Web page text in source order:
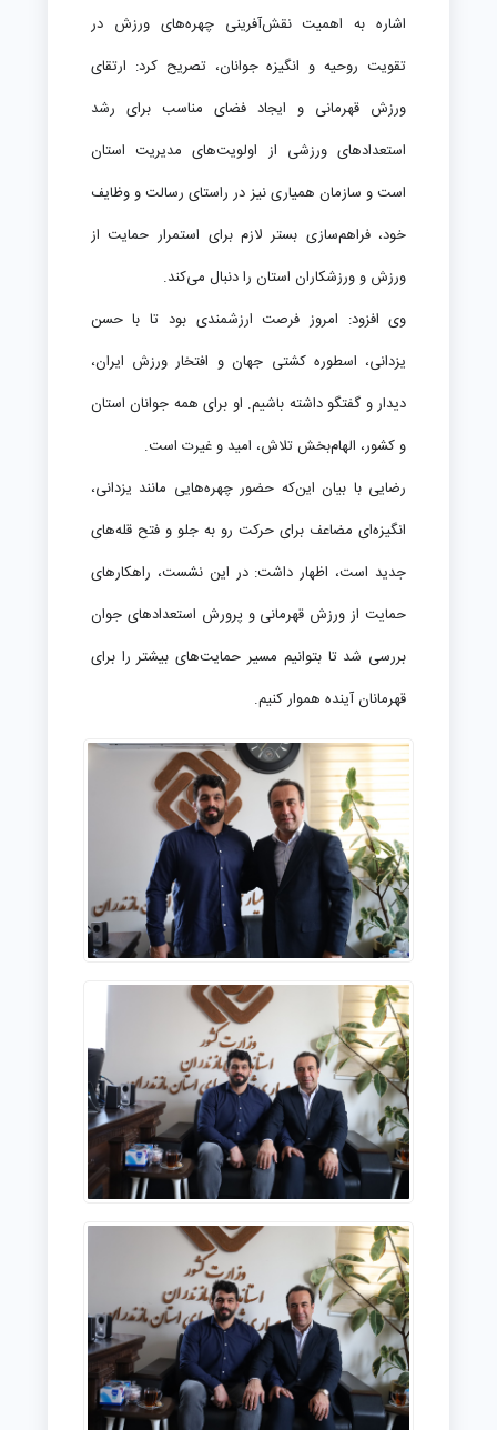
اشاره به اهمیت نقش‌آفرینی چهره‌های ورزش در
تقویت روحیه و انگیزه جوانان، تصریح کرد: ارتقای
ورزش قهرمانی و ایجاد فضای مناسب برای رشد
استعدادهای ورزشی از اولویت‌های مدیریت استان
است و سازمان همیاری نیز در راستای رسالت و وظایف
خود، فراهم‌سازی بستر لازم برای استمرار حمایت از
ورزش و ورزشکاران استان را دنبال می‌کند.
وی افزود: امروز فرصت ارزشمندی بود تا با حسن
یزدانی، اسطوره کشتی جهان و افتخار ورزش ایران،
دیدار و گفتگو داشته باشیم. او برای همه جوانان استان
و کشور، الهام‌بخش تلاش، امید و غیرت است.
رضایی با بیان این‌که حضور چهره‌هایی مانند یزدانی،
انگیزه‌ای مضاعف برای حرکت رو به جلو و فتح قله‌های
جدید است، اظهار داشت: در این نشست، راهکارهای
حمایت از ورزش قهرمانی و پرورش استعدادهای جوان
بررسی شد تا بتوانیم مسیر حمایت‌های بیشتر را برای
قهرمانان آینده هموار کنیم.